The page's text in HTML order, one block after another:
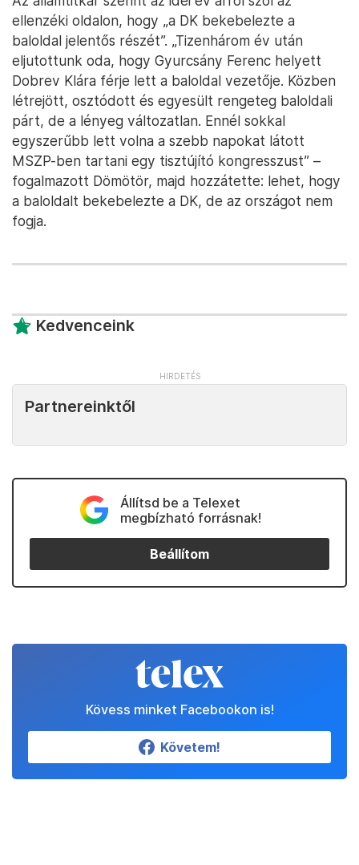
ellenzéki oldalon, hogy „a DK bekebelezte a
baloldal jelentős részét”. „Tizenhárom év után
eljutottunk oda, hogy Gyurcsány Ferenc helyett
Dobrev Klára férje lett a baloldal vezetője. Közben
létrejött, osztódott és egyesült rengeteg baloldali
párt, de a lényeg változatlan. Ennél sokkal
egyszerűbb lett volna a szebb napokat látott
MSZP-ben tartani egy tisztújító kongresszust” –
fogalmazott Dömötör, majd hozzátette: lehet, hogy
a baloldalt bekebelezte a DK, de az országot nem
fogja.
Kedvenceink
Partnereinktől
Állítsd be a Telexet
megbízható forrásnak!
Beállítom
Kövess minket Facebookon is!
Követem!